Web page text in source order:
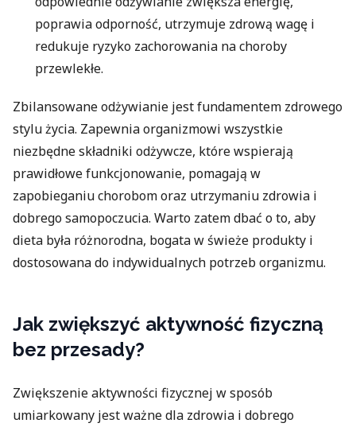
poprawia odporność, utrzymuje zdrową wagę i
redukuje ryzyko zachorowania na choroby
przewlekłe.
Zbilansowane odżywianie jest fundamentem zdrowego
stylu życia. Zapewnia organizmowi wszystkie
niezbędne składniki odżywcze, które wspierają
prawidłowe funkcjonowanie, pomagają w
zapobieganiu chorobom oraz utrzymaniu zdrowia i
dobrego samopoczucia. Warto zatem dbać o to, aby
dieta była różnorodna, bogata w świeże produkty i
dostosowana do indywidualnych potrzeb organizmu.
Jak zwiększyć aktywność fizyczną
bez przesady?
Zwiększenie aktywności fizycznej w sposób
umiarkowany jest ważne dla zdrowia i dobrego